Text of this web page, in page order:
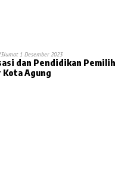
Jumat 1 Desember 2023
dan Pendidikan Pemilih
Kota Agung